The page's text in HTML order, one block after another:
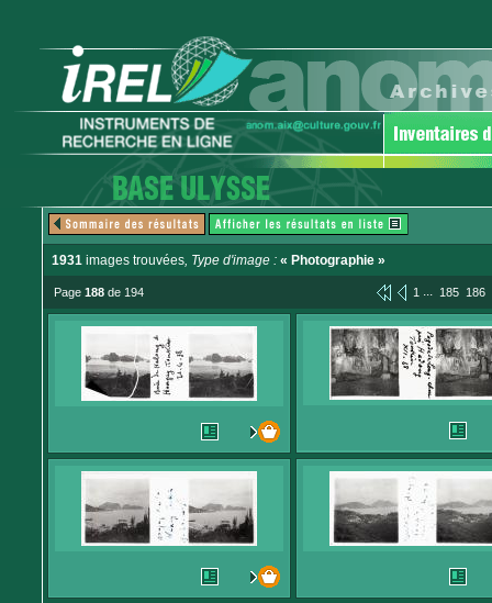
1931 images trouvées, Type d'image : « Photographie »
Page 188 de 194 1 ... 185 186